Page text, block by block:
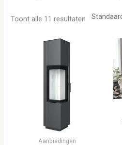
Toont alle 11 resultaten
Aanbiedingen